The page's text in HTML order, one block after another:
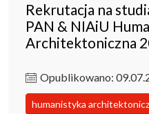
Rekrutacja na
PAN & NIAiU
Architektoniczna
Opublikowano:
humanistyka